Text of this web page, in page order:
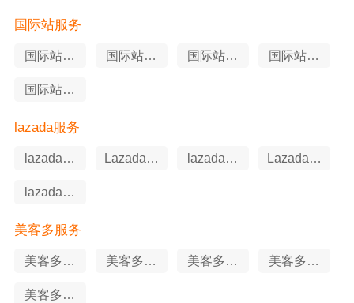
国际站服务
国际站站
外推广
国际站软
国际站代
国际站申
国际站知
lazada服务
lazada知
Lazada软
lazada代
Lazada申
lazada站
美客多服务
美客多站
外推广
美客多代
美客多知
美客多申
美客多软